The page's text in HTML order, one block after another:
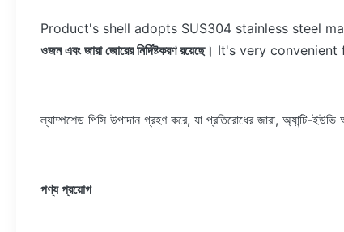
Product's shell adopts SUS304 stainless steel
ওজন এবং জারা জোরের নির্দিষ্টকরণ রয়েছে। It's very
ল্যাম্পশেড পিসি উপাদান গ্রহণ করে, যা প্রতিরোধের জারা, অ্যান্টি-ইউভি
পণ্য প্রয়োগ